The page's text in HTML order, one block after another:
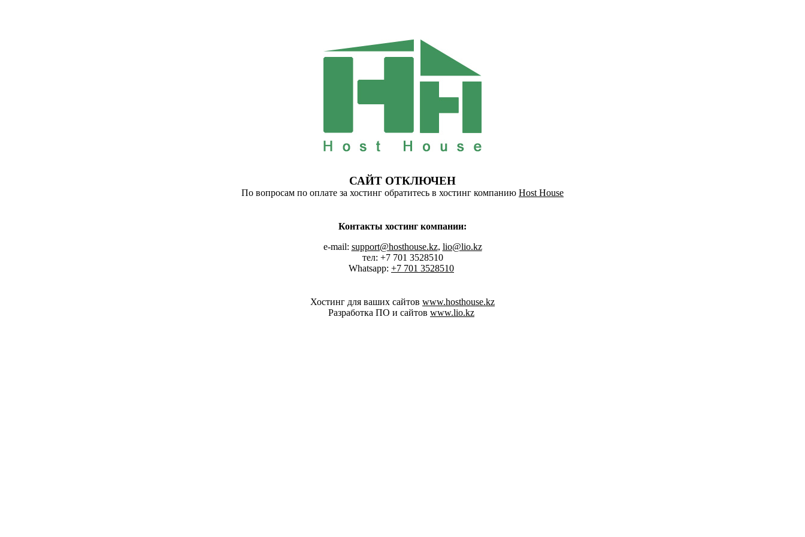
САЙТ ОТКЛЮЧЕН
По вопросам по оплате за хостинг обратитесь в хостинг компанию Host House
Контакты хостинг компании:
e-mail: support@hosthouse.kz, lio@lio.kz
тел: +7 701 3528510
Whatsapp: +7 701 3528510
Хостинг для ваших сайтов www.hosthouse.kz
Разработка ПО и сайтов www.lio.kz